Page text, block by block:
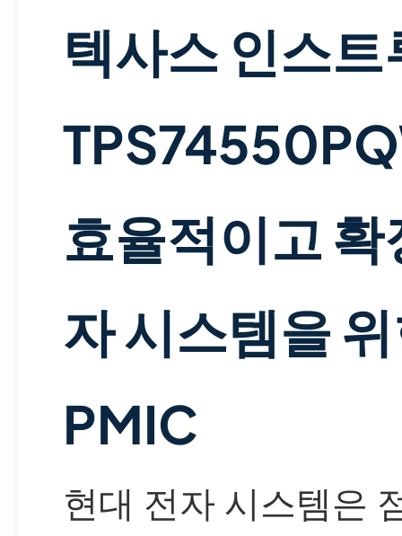
텍사스 인스
효율적이고 확
자 시스템을
PMIC
현대 전자 시스템은